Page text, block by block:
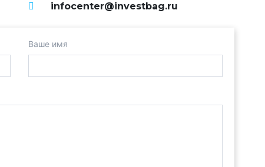
infocenter@investbag.ru
Ваше имя